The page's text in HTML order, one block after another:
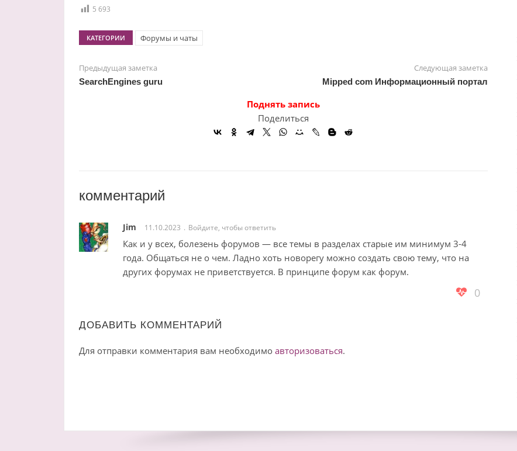
5 693
КАТЕГОРИИ Форумы и чаты
Предыдущая заметка
SearchEngines guru
Следующая заметка
Mipped com Информационный портал
Поднять запись
Поделиться
комментарий
Jim 11.10.2023 Войдите, чтобы ответить
Как и у всех, болезень форумов — все темы в разделах старые им минимум 3-4
года. Общаться не о чем. Ладно хоть новорегу можно создать свою тему, что на
других форумах не приветствуется. В принципе форум как форум.
0
ДОБАВИТЬ КОММЕНТАРИЙ
Для отправки комментария вам необходимо авторизоваться.